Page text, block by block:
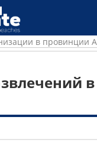
содержанию
в провинции